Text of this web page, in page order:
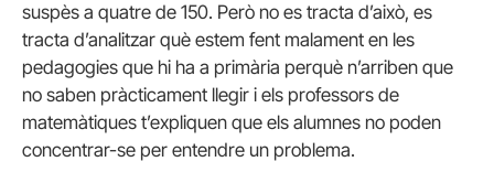
suspès a quatre de 150. Però no es tracta d’això, es
tracta d’analitzar què estem fent malament en les
pedagogies que hi ha a primària perquè n’arriben que
no saben pràcticament llegir i els professors de
matemàtiques t’expliquen que els alumnes no poden
concentrar-se per entendre un problema.